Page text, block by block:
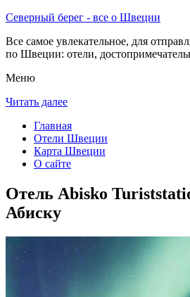
Северный берег - все о Швеции
Все самое увлекательное, для
по Швеции: отели,
Меню
Читать далее
Главная
Отели Швеции
Карта Швеции
О сайте
Отель Abisko
Абиску